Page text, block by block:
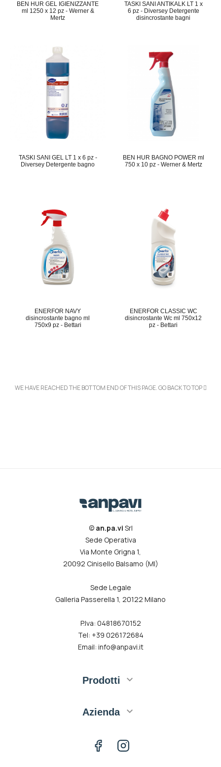
BEN HUR GEL IGIENIZZANTE
ml 1250 x 12 pz - Werner &
Mertz
TASKI SANI ANTIKALK LT 1 x
6 pz - Diversey Detergente
disincrostante bagni
TASKI SANI GEL LT 1 x 6 pz -
Diversey Detergente bagno
BEN HUR BAGNO POWER ml
750 x 10 pz - Werner & Mertz
ENERFOR NAVY
disincrostante bagno ml
750x9 pz - Bettari
ENERFOR CLASSIC WC
disincrostante Wc ml 750x12
pz - Bettari
WE HAVE REACHED THE BOTTOM END OF THIS PAGE.GO BACK TO TOP
© an.pa.vi Srl
Sede Operativa
Via Monte Grigna 1,
20092 Cinisello Balsamo (MI)
Sede Legale
Galleria Passerella 1, 20122 Milano
P.Iva: 04818670152
Tel: +39 026172684
Email: info@anpavi.it
Prodotti 
Azienda 
Facebook